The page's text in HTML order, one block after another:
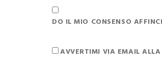
DO IL MIO CONSENSO
AVVERTIMI VIA EMAIL